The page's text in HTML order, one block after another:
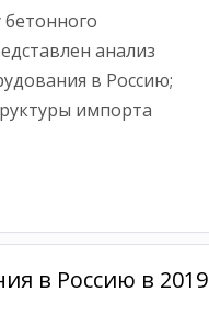
анализ
в Россию;
импорта
в Россию в 2019